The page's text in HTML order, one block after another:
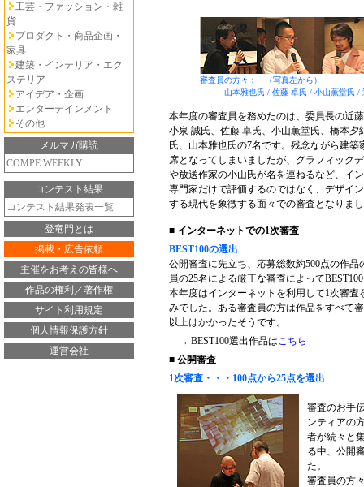
工芸・ファッション・雑
貨
プロダクト・商品企画・
家具
建築・インテリア・エク
ステリア
アイデア・企画
エンターテインメント
その他
メルマガ購読
COMPE WEEKLY
コンテスト結果
コンテスト結果発表一覧
登竜門とは
掲載・広告依頼
主催をお考えの皆様へ
作品の権利／著作権
サイト利用規定
個人情報保護方針
運営会社
審査員の方々： （写真左から）
山本雅也氏 / 佐藤 卓氏 / 小山薫堂氏 /
本年度の審査員を務めたのは、委員長の近
小泉 誠氏、佐藤 卓氏、小山薫堂氏、橋本夕
氏、山本雅也氏の7名です。残念ながら建築
席となってしまいましたが、グラフィック
や放送作家の小山氏が名を連ねるなど、イ
専門家だけで評価するのではなく、デザイ
する現代を象徴する面々での審査となりま
■ インターネットでの1次審査
BEST100の選出
公開審査に先立ち、応募総数約500点の作品
員の25名による厳正な審査によって
本年度はインターネットを利用して1次審査
みでした。ある審査員の方は作品をすべて
以上はかかったそうです。
→ BEST100選出作品はこちら
■ 公開審査
1次審査・・・100点から25点を選出
審査のお手
ンティアの
者が続々と
る中、公開
た。
審査員の方